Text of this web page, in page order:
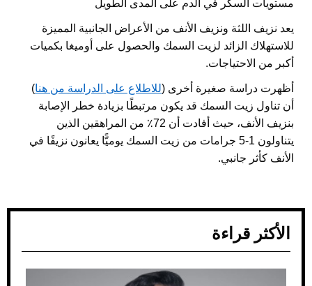
مستويات السكر في الدم على المدى الطويل
يعد نزيف اللثة ونزيف الأنف من الأعراض الجانبية المميزة
للاستهلاك الزائد لزيت السمك والحصول على أوميغا بكميات
أكبر من الاحتياجات.
أظهرت دراسة صغيرة أخرى (للاطلاع على الدراسة من هنا)
أن تناول زيت السمك قد يكون مرتبطًا بزيادة خطر الإصابة
بنزيف الأنف، حيث أفادت أن 72٪ من المراهقين الذين
يتناولون 1-5 جرامات من زيت السمك يوميًّا يعانون نزيفًا في
الأنف كأثر جانبي.
الأكثر قراءة